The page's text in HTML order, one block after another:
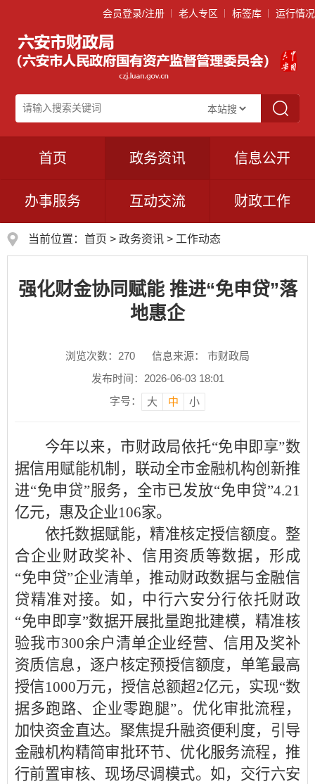
会员登录/注册 老人专区 标签库 运行情况
首页 政务资讯 信息公开
办事服务 互动交流 财政工作
当前位置： 首页 > 政务资讯 > 工作动态
强化财金协同赋能 推进“免申贷”落
地惠企
浏览次数： 270
信息来源： 市财政局
发布时间：2026-06-03 18:01
字号：
大 中 小
今年以来，市财政局依托“免申即享”数
据信用赋能机制，联动全市金融机构创新推
进“免申贷”服务，全市已发放“免申贷”4.21
亿元，惠及企业106家。
依托数据赋能，精准核定授信额度。整
合企业财政奖补、信用资质等数据，形成
“免申贷”企业清单，推动财政数据与金融信
贷精准对接。如，中行六安分行依托财政
“免申即享”数据开展批量跑批建模，精准核
验我市300余户清单企业经营、信用及奖补
资质信息，逐户核定预授信额度，单笔最高
授信1000万元，授信总额超2亿元，实现“数
据多跑路、企业零跑腿”。优化审批流程，
加快资金直达。聚焦提升融资便利度，引导
金融机构精简审批环节、优化服务流程，推
行前置审核、现场尽调模式。如，交行六安